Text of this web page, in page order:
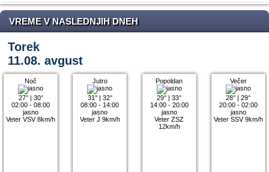
VREME V NASLEDNJIH DNEH
Torek
11.08. avgust
Noč
27°| 30°
02:00 - 08:00
jasno
Veter VSV 8km/h
Jutro
31°| 32°
08:00 - 14:00
jasno
Veter J 9km/h
Popoldan
29° |33°
14:00 - 20:00
jasno
Veter ZSZ
12km/h
Večer
28° |29°
20:00 - 02:00
jasno
Veter SSV 9km/h